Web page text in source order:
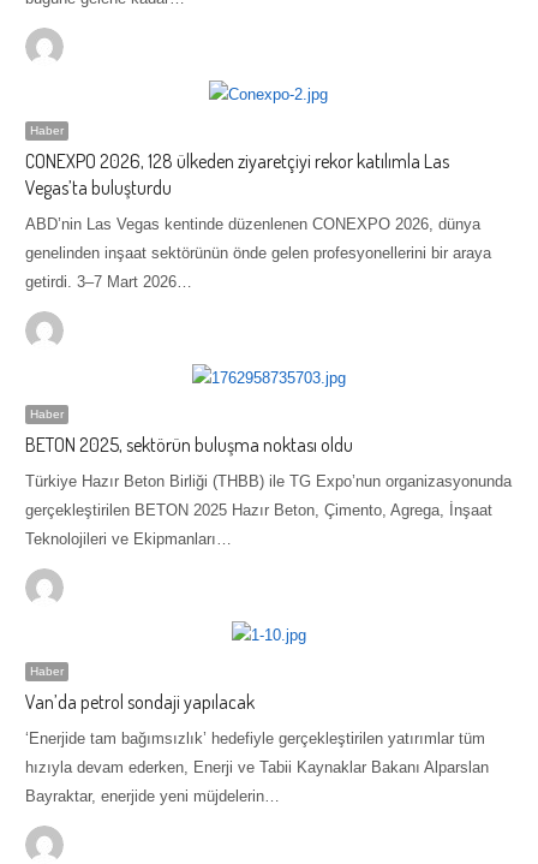
Haber
CONEXPO 2026, 128 ülkeden ziyaretçiyi rekor katılımla Las
Vegas’ta buluşturdu
ABD’nin Las Vegas kentinde düzenlenen CONEXPO 2026, dünya
genelinden inşaat sektörünün önde gelen profesyonellerini bir araya
getirdi. 3–7 Mart 2026…
Haber
BETON 2025, sektörün buluşma noktası oldu
Türkiye Hazır Beton Birliği (THBB) ile TG Expo’nun organizasyonunda
gerçekleştirilen BETON 2025 Hazır Beton, Çimento, Agrega, İnşaat
Teknolojileri ve Ekipmanları…
Haber
Van’da petrol sondaji yapılacak
‘Enerjide tam bağımsızlık’ hedefiyle gerçekleştirilen yatırımlar tüm
hızıyla devam ederken, Enerji ve Tabii Kaynaklar Bakanı Alparslan
Bayraktar, enerjide yeni müjdelerin…